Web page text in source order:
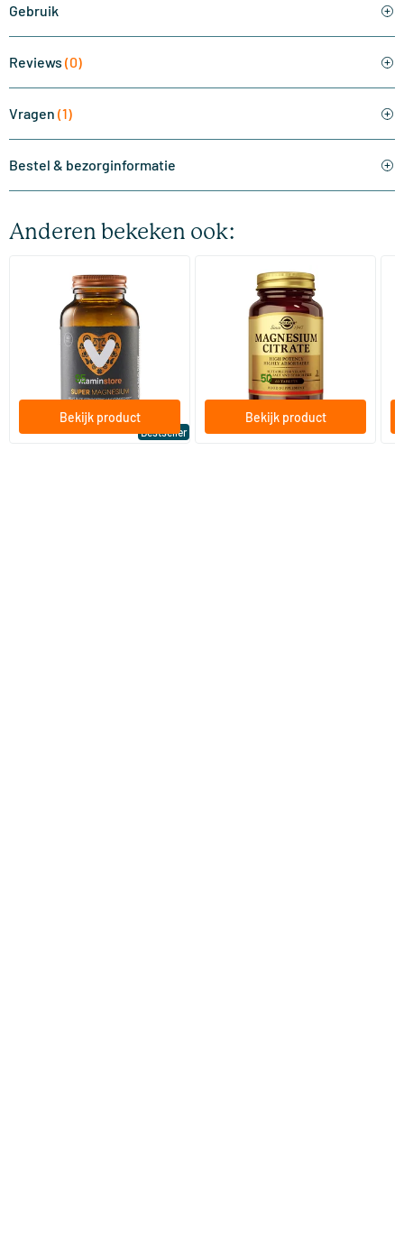
Gebruik
Reviews (0)
Vragen (1)
Bestel & bezorginformatie
Anderen bekeken ook:
Bestseller
(510)
Super Magnesium
60/​120 tabletten
Vitaminstore
95
Bekijk product
(287)
Magnesium Citrate
(Magnesium Citraat)
60/​120 tabletten
Solgar Vitamins
16.50
Bekijk product